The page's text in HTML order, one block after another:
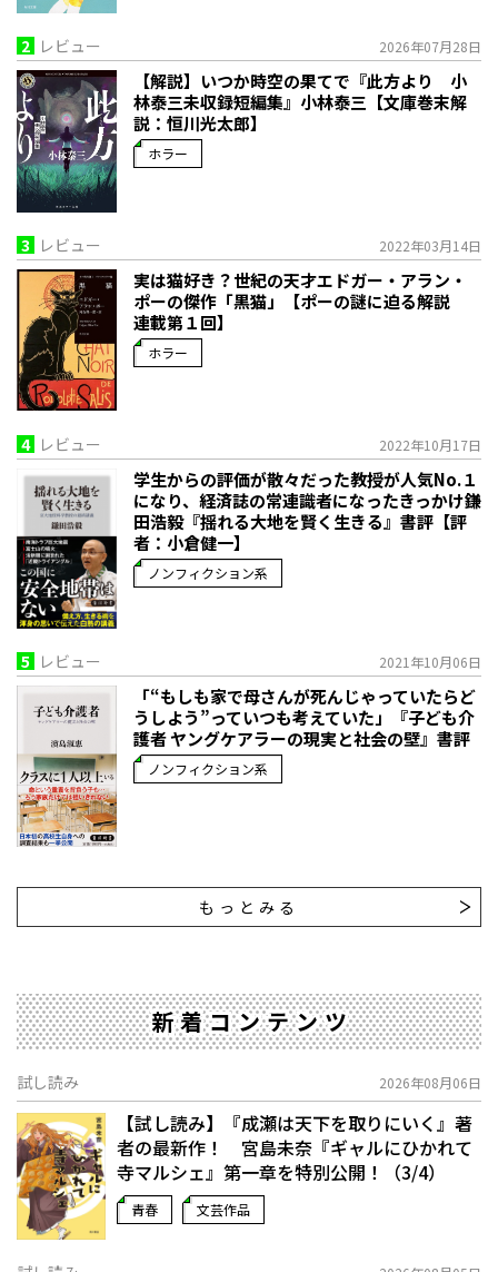
2 レビュー 2026年07月28日
【解説】いつか時空の果てで――『此方より 小
林泰三未収録短編集』小林泰三【文庫巻末解
説：恒川光太郎】
ホラー
3 レビュー 2022年03月14日
実は猫好き？世紀の天才エドガー・アラン・
ポーの傑作「黒猫」【ポーの謎に迫る解説
連載第１回】
ホラー
4 レビュー 2022年10月17日
学生からの評価が散々だった教授が人気No.１
になり、経済誌の常連識者になったきっかけ――鎌
田浩毅『揺れる大地を賢く生きる』書評【評
者：小倉健一】
ノンフィクション系
5 レビュー 2021年10月06日
「“もしも家で母さんが死んじゃっていたらど
うしよう”っていつも考えていた」――『子ども介
護者 ヤングケアラーの現実と社会の壁』書評
ノンフィクション系
もっとみる
新着コンテンツ
試し読み 2026年08月06日
【試し読み】『成瀬は天下を取りにいく』著
者の最新作！ 宮島未奈『ギャルにひかれて
寺マルシェ』第一章を特別公開！（3/4）
青春 文芸作品